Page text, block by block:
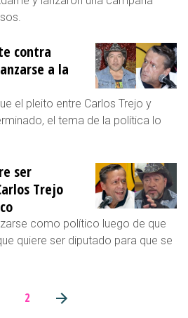
contra
a la
el pleito entre Carlos Trejo y
el tema de la política lo
ser
Trejo
como político luego de que
quiere ser diputado para que se
2